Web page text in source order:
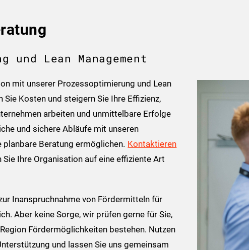
und Lean Management
mit unserer Prozessoptimierung und Lean
Sie Kosten und steigern Sie Ihre Effizienz,
arbeiten und unmittelbare Erfolge
und sichere Abläufe mit unseren
planbare Beratung ermöglichen. Kontaktieren
Sie Ihre Organisation auf eine effiziente Art
Inanspruchnahme von Fördermitteln für
Aber keine Sorge, wir prüfen gerne für Sie,
Fördermöglichkeiten bestehen. Nutzen
und lassen Sie uns gemeinsam